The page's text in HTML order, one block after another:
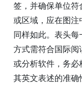
签，并确保单位
或区域，应在图
同样如此。表头
方式需符合国际
或分析软件，务
其英文表述的准确